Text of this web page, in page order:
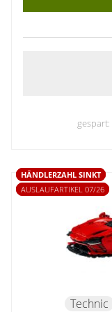
gespart:
HÄNDLERZAHL SINKT
AUSLAUFARTIKEL 07/26
Technic